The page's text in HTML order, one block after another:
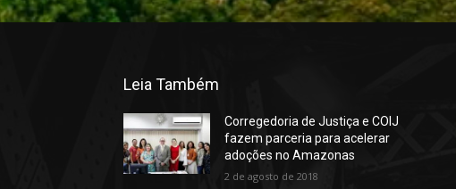
Leia Também
Corregedoria de Justiça e COIJ
fazem parceria para acelerar
adoções no Amazonas
2 de agosto de 2018